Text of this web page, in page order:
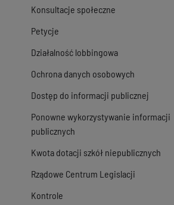
Konsultacje społeczne
Petycje
Działalność lobbingowa
Ochrona danych osobowych
Dostęp do informacji publicznej
Ponowne wykorzystywanie informacji
publicznych
Kwota dotacji szkół niepublicznych
Rządowe Centrum Legislacji
Kontrole